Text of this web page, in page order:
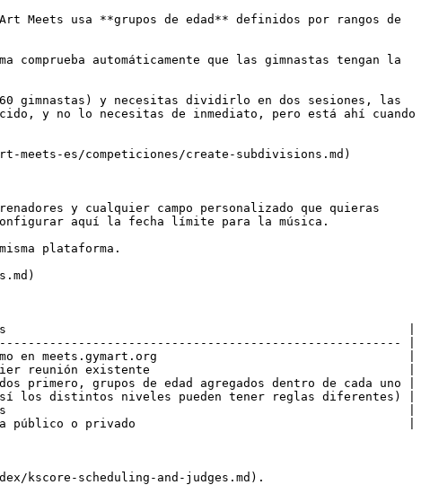
Meets usa **grupos de edad** definidos por rangos de
automáticamente que las gimnastas tengan la
gimnastas) y necesitas dividirlo en dos sesiones, las
y no lo necesitas de inmediato, pero está ahí cuando
meets-es/competiciones/create-subdivisions.md)
y cualquier campo personalizado que quieras
aquí la fecha límite para la música.
plataforma.
|
|
en meets.gymart.org                                   |
reunión existente                                    |
grupos de edad agregados dentro de cada uno |
distintos niveles pueden tener reglas diferentes) |
|
público o privado                                      |
kscore-scheduling-and-judges.md).